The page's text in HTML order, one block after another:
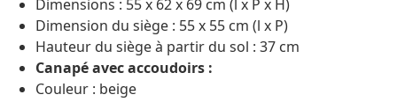
Dimensions : 55 x 62 x 69 cm (l x P x H)
Dimension du siège : 55 x 55 cm (l x P)
Hauteur du siège à partir du sol : 37 cm
Canapé avec accoudoirs :
Couleur : beige